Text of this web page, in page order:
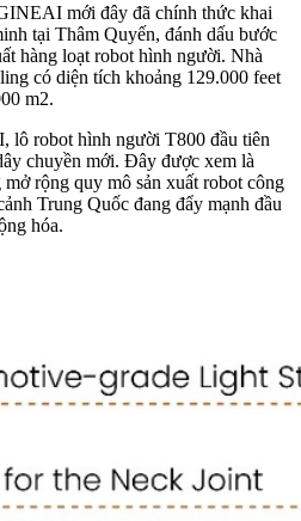
mới đây đã chính thức khai
tại Thâm Quyến, đánh dấu bước
hàng loạt robot hình người. Nhà
có diện tích khoảng 129.000 feet
m2.
lô robot hình người T800 đầu tiên
chuyền mới. Đây được xem là
rộng quy mô sản xuất robot công
Trung Quốc đang đẩy mạnh đầu
hóa.